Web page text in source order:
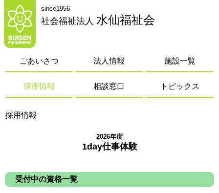
since1956
社会福祉法人 水仙福祉会
ごあいさつ 法人情報 施設一覧
採用情報 相談窓口 トピックス
採用情報
2026年度
1day仕事体験
受付中の資格一覧